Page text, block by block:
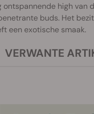
ontspannende high van
buds. Het bezit
een exotische smaak.
VERWANTE